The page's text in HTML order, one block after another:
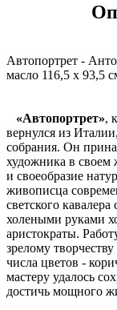
Автопортрет -
масло 116,5 x 93,5
«Автопортрет»,
вернулся из
собрания. Он
художника в своем
и своеобразие
живописца
светского
холеными руками
аристократы.
зрелому
числа цветов -
мастеру удалось
достичь мощного